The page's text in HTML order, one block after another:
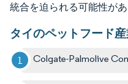
統合を迫られる可能性があ
タイのペットフード
Colgate-Palmolive